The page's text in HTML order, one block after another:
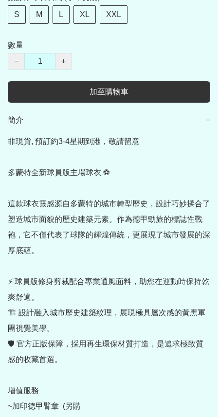
S M L XL XXL
數量
−
+
加至購物車
簡介 −
非現貨, 預訂約3-4星期到港，敬請留意
多蒙特全新球員版主場球衣 ⚽
這款球衣靈感源自多蒙特的城市轉型歷史，設計巧妙揉合了
塑造城市面貌的歷史建築元素。作為德甲勁旅的標誌性戰
袍，它不僅代表了球隊的輝煌傳統，更展現了城市發展的深
厚底蘊。
⚡ 球員版修身剪裁配合專業通風面料，助您在運動時保持乾
爽舒適。
🏗️ 設計融入城市歷史建築紋理，展現極具層次感的黃黑軍
團視覺美學。
🛡️ 官方正版保障，採用再生環保材質打造，是追求極致質
感的收藏首選。
增值服務
~加印德甲臂章  (另購